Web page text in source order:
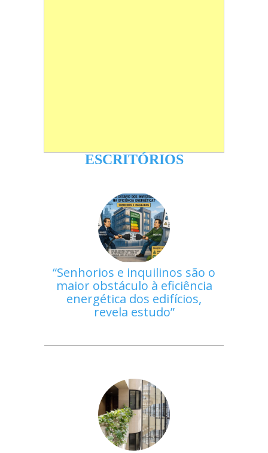
ESCRITÓRIOS
Senhorios e inquilinos são o
maior obstáculo à eficiência
energética dos edifícios,
revela estudo